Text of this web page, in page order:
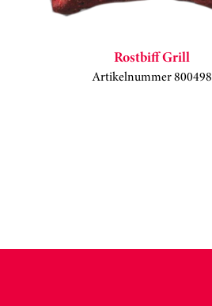
Rostbiff Grill
Artikelnummer 800498